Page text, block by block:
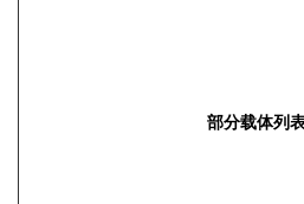
部分载体列